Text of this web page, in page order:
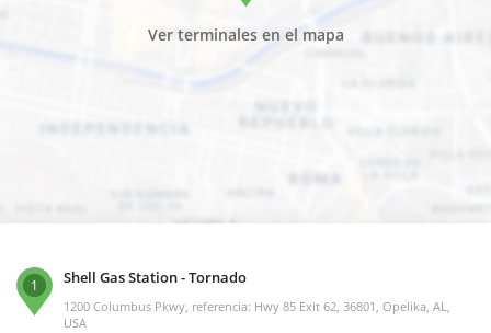
Ver terminales en el mapa
1 Shell Gas Station - Tornado
1200 Columbus Pkwy, referencia: Hwy 85 Exit 62, 36801, Opelika, AL,
USA